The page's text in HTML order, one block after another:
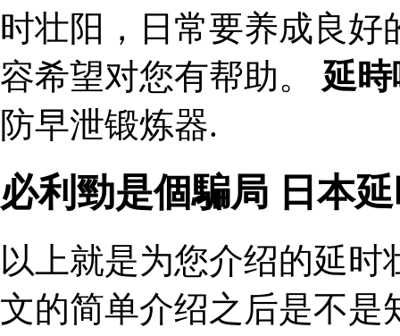
时壮阳，日常要养成良
容希望对您有帮助。 延
防早泄锻炼器.
必利勁是個騙局 日本
以上就是为您介绍的延
文的简单介绍之后是不是